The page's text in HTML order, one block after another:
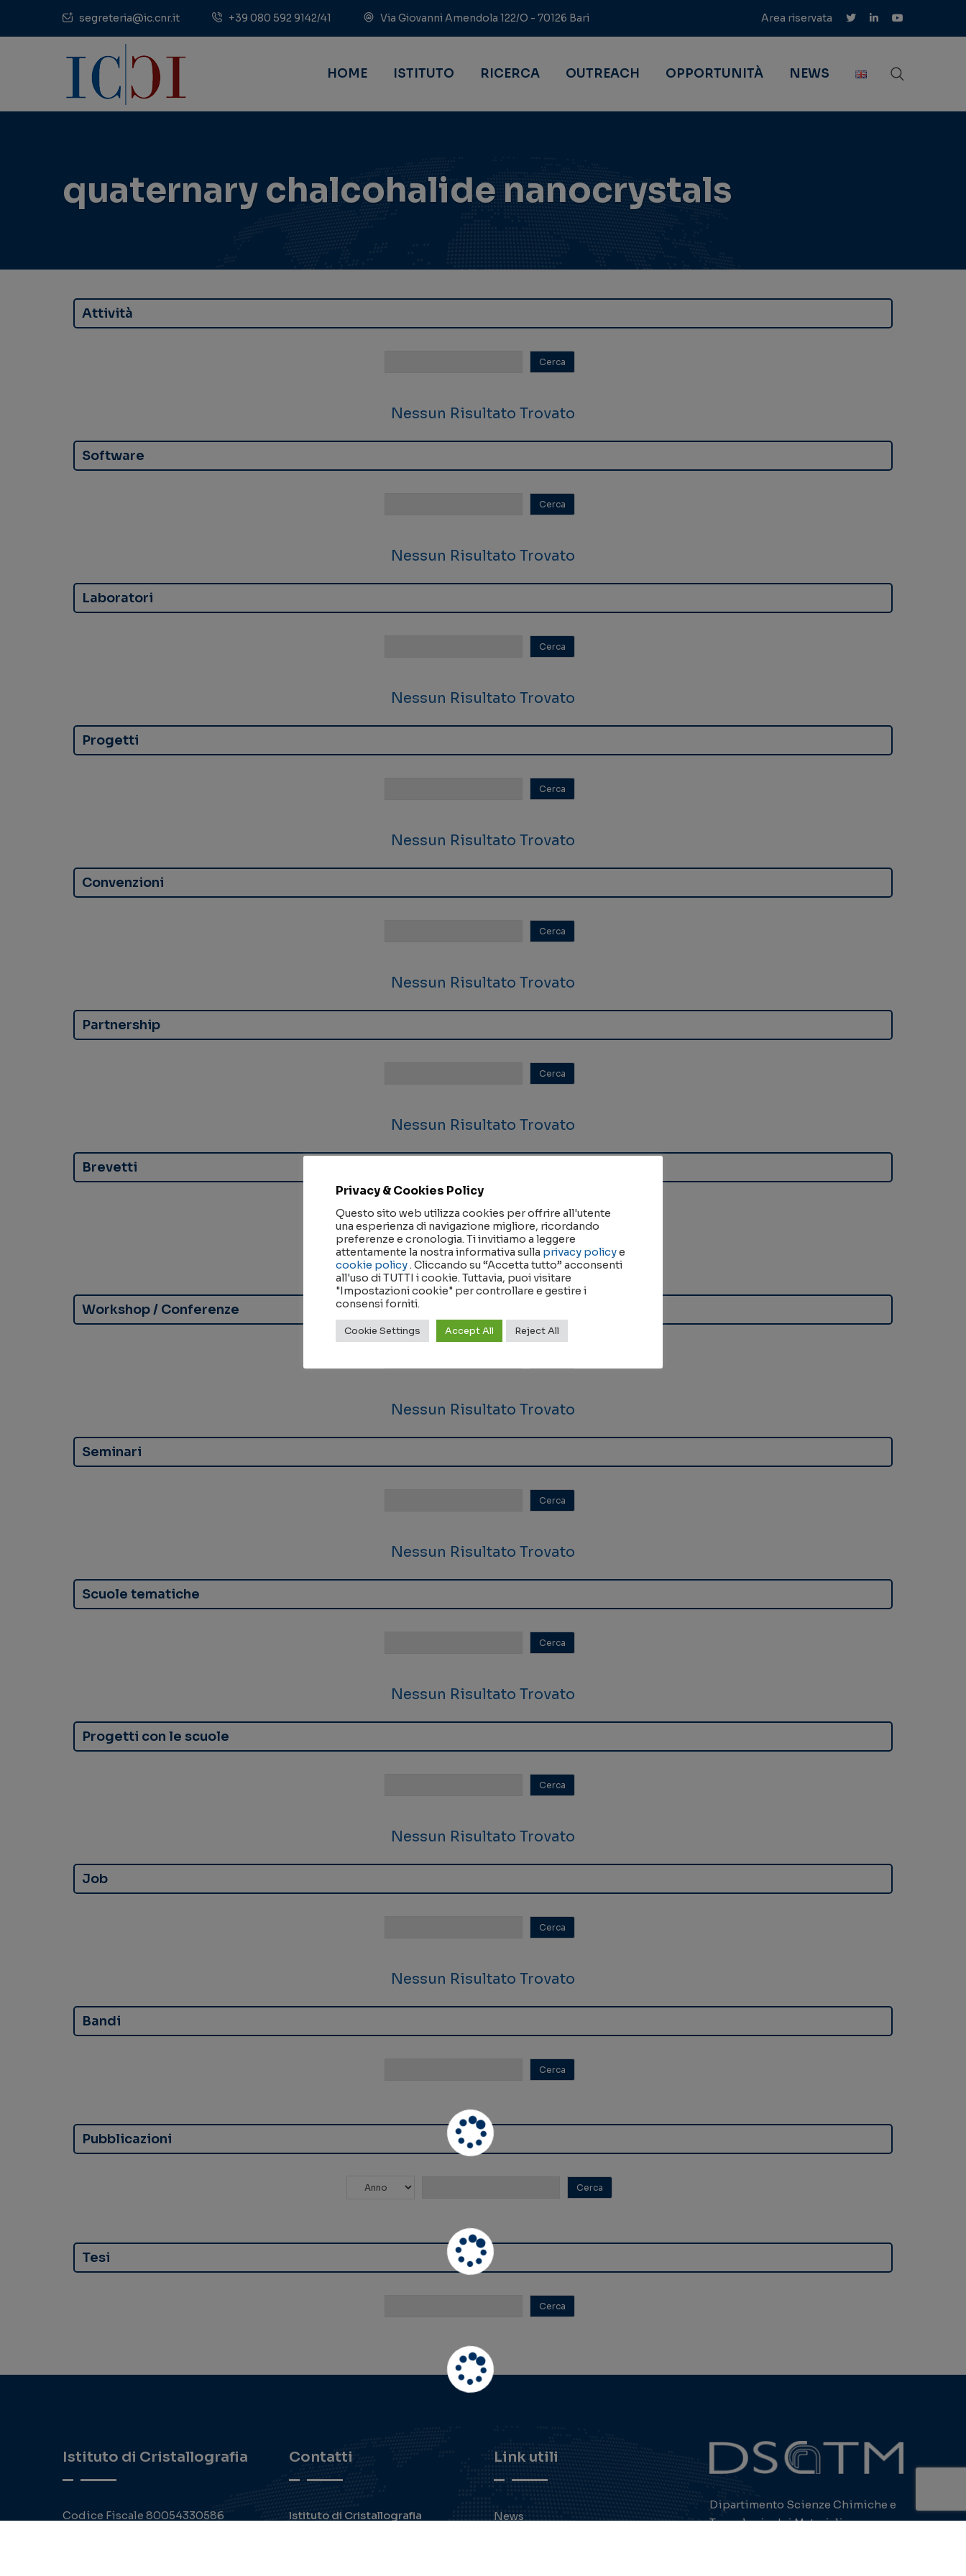
segreteria@ic.cnr.it +39 080 592 9142/41 Via Giovanni Amendola 122/O - 70126 Bari Area riservata
HOME ISTITUTO RICERCA OUTREACH OPPORTUNITÀ NEWS
quaternary chalcohalide nanocrystals
Attività
Nessun Risultato Trovato
Software
Nessun Risultato Trovato
Laboratori
Nessun Risultato Trovato
Progetti
Nessun Risultato Trovato
Convenzioni
Nessun Risultato Trovato
Partnership
Nessun Risultato Trovato
Brevetti
Nessun Risultato Trovato
Workshop / Conferenze
Nessun Risultato Trovato
Seminari
Nessun Risultato Trovato
Scuole tematiche
Nessun Risultato Trovato
Progetti con le scuole
Nessun Risultato Trovato
Job
Nessun Risultato Trovato
Bandi
Pubblicazioni
Tesi
Istituto di Cristallografia
Codice Fiscale 80054330586
Contatti
Istituto di Cristallografia
Link utili
News
Dipartimento Scienze Chimiche e
Tecnologie dei Materiali
Privacy & Cookies Policy
Questo sito web utilizza cookies per offrire all'utente
una esperienza di navigazione migliore, ricordando
preferenze e cronologia. Ti invitiamo a leggere
attentamente la nostra informativa sulla privacy policye
cookie policy . Cliccando su “Accetta tutto” acconsenti
all'uso di TUTTI i cookie. Tuttavia, puoi visitare
"Impostazioni cookie" per controllare e gestire i
consensi forniti.
Cookie Settings Accept All Reject All